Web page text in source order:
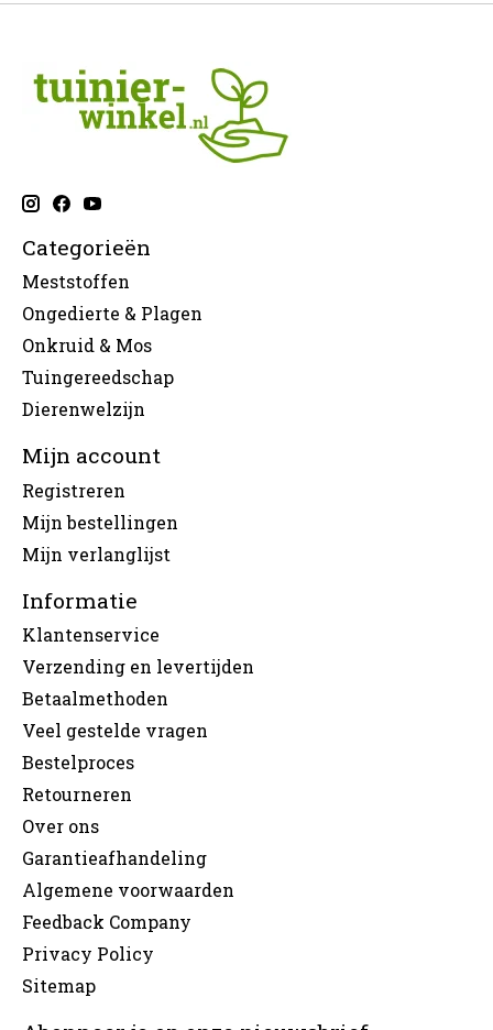
Categorieën
Meststoffen
Ongedierte & Plagen
Onkruid & Mos
Tuingereedschap
Dierenwelzijn
Mijn account
Registreren
Mijn bestellingen
Mijn verlanglijst
Informatie
Klantenservice
Verzending en levertijden
Betaalmethoden
Veel gestelde vragen
Bestelproces
Retourneren
Over ons
Garantieafhandeling
Algemene voorwaarden
Feedback Company
Privacy Policy
Sitemap